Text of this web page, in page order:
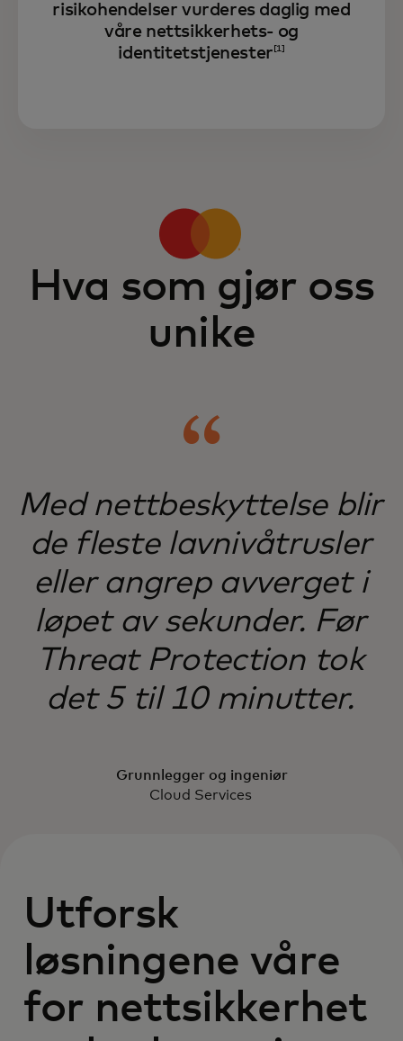
risikohendelser vurderes daglig med
våre nettsikkerhets- og
identitetstjenester [1]
Hva som gjør oss
unike
Med nettbeskyttelse blir
de fleste lavnivåtrusler
eller angrep avverget i
løpet av sekunder. Før
Threat Protection tok
det 5 til 10 minutter.
Grunnlegger og ingeniør
Cloud Services
Utforsk
løsningene våre
for nettsikkerhet